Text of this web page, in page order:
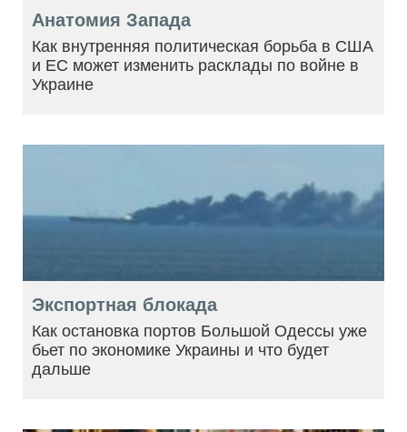
Анатомия Запада
Как внутренняя политическая борьба в США
и ЕС может изменить расклады по войне в
Украине
Экспортная блокада
Как остановка портов Большой Одессы уже
бьет по экономике Украины и что будет
дальше